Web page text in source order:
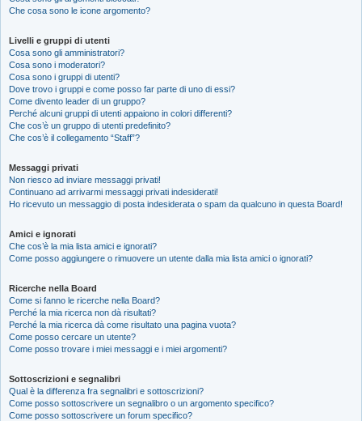
Che cosa sono le icone argomento?
Livelli e gruppi di utenti
Cosa sono gli amministratori?
Cosa sono i moderatori?
Cosa sono i gruppi di utenti?
Dove trovo i gruppi e come posso far parte di uno di essi?
Come divento leader di un gruppo?
Perché alcuni gruppi di utenti appaiono in colori differenti?
Che cos’è un gruppo di utenti predefinito?
Che cos’è il collegamento “Staff”?
Messaggi privati
Non riesco ad inviare messaggi privati!
Continuano ad arrivarmi messaggi privati indesiderati!
Ho ricevuto un messaggio di posta indesiderata o spam da qualcuno in questa Board!
Amici e ignorati
Che cos’è la mia lista amici e ignorati?
Come posso aggiungere o rimuovere un utente dalla mia lista amici o ignorati?
Ricerche nella Board
Come si fanno le ricerche nella Board?
Perché la mia ricerca non dà risultati?
Perché la mia ricerca dà come risultato una pagina vuota?
Come posso cercare un utente?
Come posso trovare i miei messaggi e i miei argomenti?
Sottoscrizioni e segnalibri
Qual è la differenza fra segnalibri e sottoscrizioni?
Come posso sottoscrivere un segnalibro o un argomento specifico?
Come posso sottoscrivere un forum specifico?